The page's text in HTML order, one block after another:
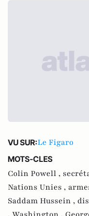
VU SUR:Le Figaro
MOTS-CLES
Colin Powell ,
Nations Unies ,
Saddam Hussein ,